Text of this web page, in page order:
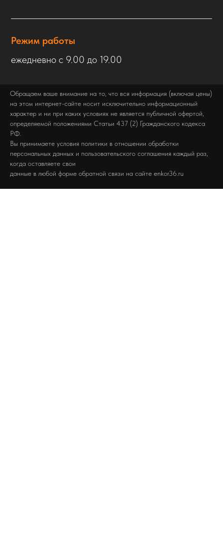
Режим работы
ежедневно с 9.00 до 19.00
Обращаем ваше внимание на то, что вся информация (включая цены)
на этом интернет-сайте носит исключительно информационный
характер и ни при каких условиях не является публичной офертой,
определяемой положениями Статьи 437 (2) Гражданского кодекса
РФ.
Вы принимаете условия политики в отношении обработки
персональных данных и пользовательского соглашения каждый раз,
когда оставляете свои
данные в любой форме обратной связи на сайте enkor36.ru